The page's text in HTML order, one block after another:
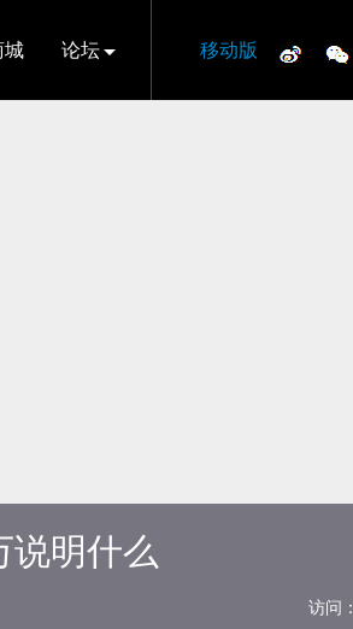
城 论坛 移动版
说明什么
访问：